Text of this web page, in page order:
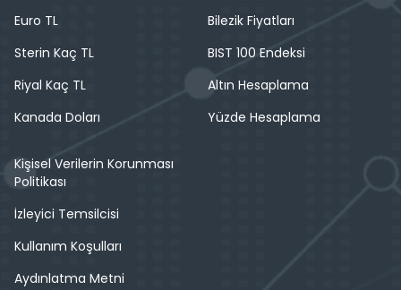
Euro TL
Sterin Kaç TL
Riyal Kaç TL
Kanada Doları
Bilezik Fiyatları
BIST 100 Endeksi
Altın Hesaplama
Yüzde Hesaplama
Kişisel Verilerin Korunması
Politikası
İzleyici Temsilcisi
Kullanım Koşulları
Aydınlatma Metni